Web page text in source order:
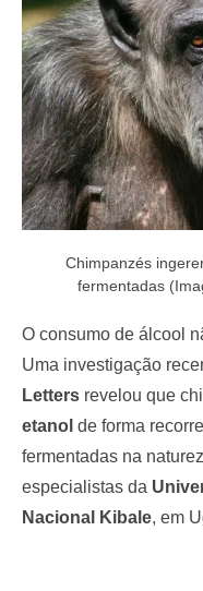
o
n
Chimpanzés
fermentadas
O consumo de álcool
Uma investigação
Letters revelou que
etanol de forma
fermentadas na
especialistas da
Nacional Kibale, em